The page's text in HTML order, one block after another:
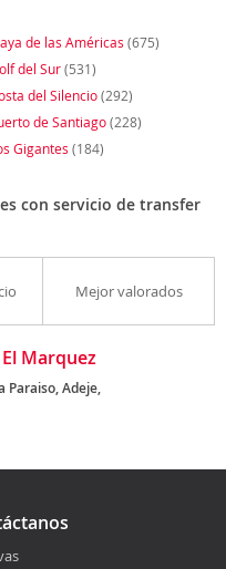
de las Américas (675)
del Sur(531)
del Silencio(292)
de Santiago(228)
Gigantes (184)
con servicio de transfer
Mejor valorados
Marquez
Paraiso, Adeje,